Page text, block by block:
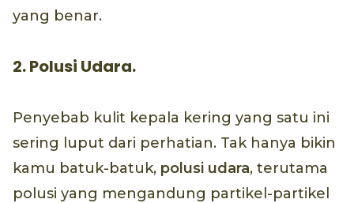
yang benar.
2. Polusi Udara.
Penyebab kulit kepala kering yang satu ini
sering luput dari perhatian. Tak hanya bikin
kamu batuk-batuk, polusi udara, terutama
polusi yang mengandung partikel-partikel